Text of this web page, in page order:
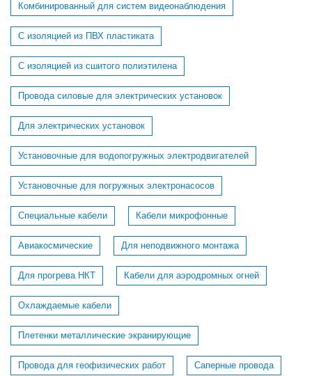
Комбинированный для систем видеонаблюдения
С изоляцией из ПВХ пластиката
С изоляцией из сшитого полиэтилена
Провода силовые для электрических установок
Для электрических установок
Установочные для водопогружных электродвигателей
Установочные для погружных электронасосов
Специальные кабели Кабели микрофонные
Авиакосмические Для неподвижного монтажа
Для прогрева НКТ Кабели для аэродромных огней
Охлаждаемые кабели
Плетенки металлические экранирующие
Провода для геофизических работ Саперные провода